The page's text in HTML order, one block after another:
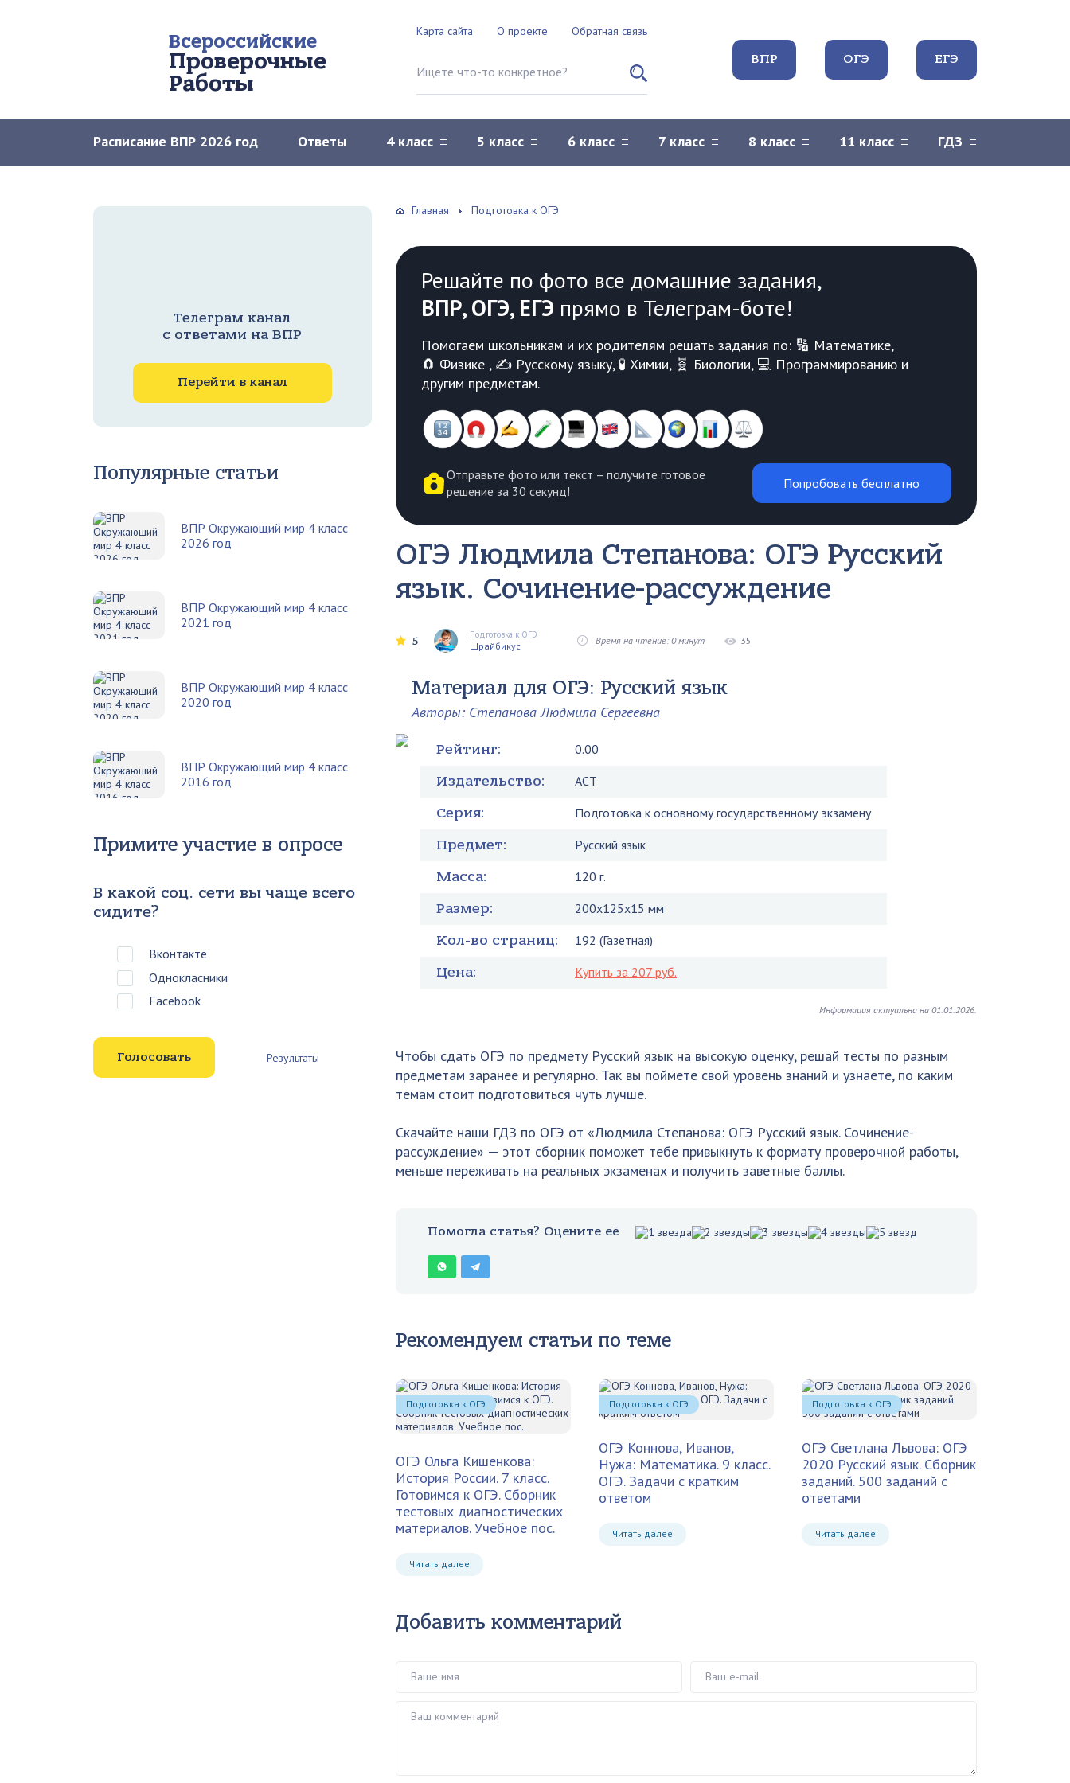
Всероссийские
Проверочные
Работы
Карта сайта О проекте Обратная связь
Поиск по сайту
ВПР ОГЭ ЕГЭ
Расписание ВПР 2026 год Ответы 4 класс 5 класс 6 класс 7 класс 8 класс 11 класс ГДЗ
Главная Подготовка к ОГЭ
Решайте по фото все домашние задания,
ВПР, ОГЭ, ЕГЭ прямо в Телеграм-боте!
Помогаем школьникам и их родителям решать задания по: 🔢 Математике,
🧲 Физике , ✍️ Русскому языку, 🧪 Химии, 🧬 Биологии, 💻 Программированию и
другим предметам.
Отправьте фото или текст – получите готовое
решение за 30 секунд!
Попробовать бесплатно
ОГЭ Людмила Степанова: ОГЭ Русский
язык. Сочинение-рассуждение
5 Подготовка к ОГЭ
Шрайбикус Время на чтение: 0 минут 35
Материал для ОГЭ: Русский язык
Авторы: Степанова Людмила Сергеевна
Рейтинг: 0.00
Издательство: АСТ
Серия: Подготовка к основному государственному экзамену
Предмет: Русский язык
Масса: 120 г.
Размер: 200x125x15 мм
Кол-во страниц: 192 (Газетная)
Цена: Купить за 207 руб.
Информация актуальна на 01.01.2026.
Чтобы сдать ОГЭ по предмету Русский язык на высокую оценку, решай тесты по разным
предметам заранее и регулярно. Так вы поймете свой уровень знаний и узнаете, по каким
темам стоит подготовиться чуть лучше.
Скачайте наши ГДЗ по ОГЭ от «Людмила Степанова: ОГЭ Русский язык. Сочинение-
рассуждение» — этот сборник поможет тебе привыкнуть к формату проверочной работы,
меньше переживать на реальных экзаменах и получить заветные баллы.
Помогла статья? Оцените её
Рекомендуем статьи по теме
ОГЭ Ольга Кишенкова:
История России. 7 класс.
Готовимся к ОГЭ. Сборник
тестовых диагностических
материалов. Учебное пос.
Читать далее
Подготовка к ОГЭ
ОГЭ Коннова, Иванов,
Нужа: Математика. 9 класс.
ОГЭ. Задачи с кратким
ответом
Читать далее
Подготовка к ОГЭ
ОГЭ Светлана Львова: ОГЭ
2020 Русский язык. Сборник
заданий. 500 заданий с
ответами
Читать далее
Подготовка к ОГЭ
Добавить комментарий
Телеграм канал
с ответами на ВПР
Перейти в канал
Популярные статьи
ВПР Окружающий мир 4 класс
2026 год
ВПР Окружающий мир 4 класс
2021 год
ВПР Окружающий мир 4 класс
2020 год
ВПР Окружающий мир 4 класс
2016 год
Примите участие в опросе
В какой соц. сети вы чаще всего
сидите?
Вконтакте
Однокласники
Facebook
Результаты